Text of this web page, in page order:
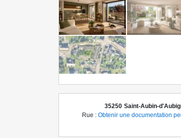
35250 Saint-Aubin-
Rue : Obtenir une documentation